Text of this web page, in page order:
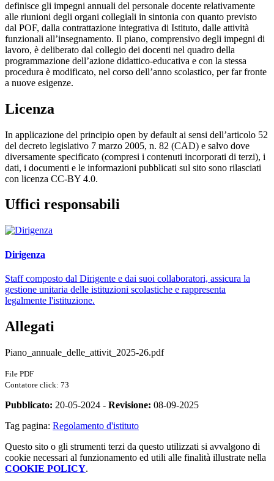
definisce gli impegni annuali del personale docente relativamente
alle riunioni degli organi collegiali in sintonia con quanto previsto
dal POF, dalla contrattazione integrativa di Istituto, dalle attività
funzionali all’insegnamento. Il piano, comprensivo degli impegni di
lavoro, è deliberato dal collegio dei docenti nel quadro della
programmazione dell’azione didattico-educativa e con la stessa
procedura è modificato, nel corso dell’anno scolastico, per far fronte
a nuove esigenze.
Licenza
In applicazione del principio open by default ai sensi dell’articolo 52
del decreto legislativo 7 marzo 2005, n. 82 (CAD) e salvo dove
diversamente specificato (compresi i contenuti incorporati di terzi), i
dati, i documenti e le informazioni pubblicati sul sito sono rilasciati
con licenza CC-BY 4.0.
Uffici responsabili
Dirigenza
Staff composto dal Dirigente e dai suoi collaboratori, assicura la
gestione unitaria delle istituzioni scolastiche e rappresenta
legalmente l'istituzione.
Allegati
Piano_annuale_delle_attivit_2025-26.pdf
File PDF
Contatore click: 73
Pubblicato: 20-05-2024 - Revisione: 08-09-2025
Tag pagina: Regolamento d'istituto
Questo sito o gli strumenti terzi da questo utilizzati si avvalgono di
cookie necessari al funzionamento ed utili alle finalità illustrate nella
COOKIE POLICY.